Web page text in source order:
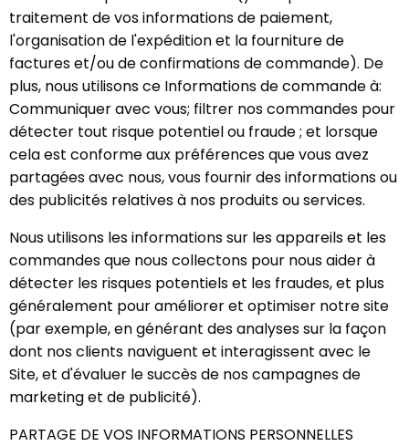
traitement de vos informations de paiement,
l'organisation de l'expédition et la fourniture de
factures et/ou de confirmations de commande). De
plus, nous utilisons ce Informations de commande à:
Communiquer avec vous; filtrer nos commandes pour
détecter tout risque potentiel ou fraude ; et lorsque
cela est conforme aux préférences que vous avez
partagées avec nous, vous fournir des informations ou
des publicités relatives à nos produits ou services.
Nous utilisons les informations sur les appareils et les
commandes que nous collectons pour nous aider à
détecter les risques potentiels et les fraudes, et plus
généralement pour améliorer et optimiser notre site
(par exemple, en générant des analyses sur la façon
dont nos clients naviguent et interagissent avec le
Site, et d'évaluer le succès de nos campagnes de
marketing et de publicité).
PARTAGE DE VOS INFORMATIONS PERSONNELLES